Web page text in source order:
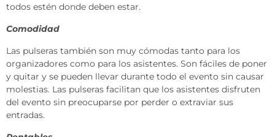
todos estén donde deben estar.
Comodidad
Las pulseras también son muy cómodas tanto para los
organizadores como para los asistentes. Son fáciles de poner
y quitar y se pueden llevar durante todo el evento sin causar
molestias. Las pulseras facilitan que los asistentes disfruten
del evento sin preocuparse por perder o extraviar sus
entradas.